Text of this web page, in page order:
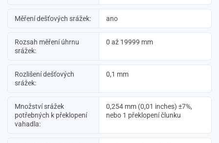
Měření dešťových srážek: ano
Rozsah měření úhrnu
srážek:
0 až 19999 mm
Rozlišení dešťových
srážek:
0,1 mm
Množství srážek
potřebných k překlopení
vahadla:
0,254 mm (0,01 inches) ±7%,
nebo 1 překlopení člunku